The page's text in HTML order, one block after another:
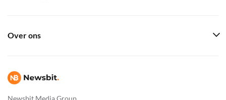
Newsbit Media Group
Over ons